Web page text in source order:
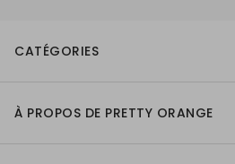
CATÉGORIES
À PROPOS DE PRETTY ORANGE